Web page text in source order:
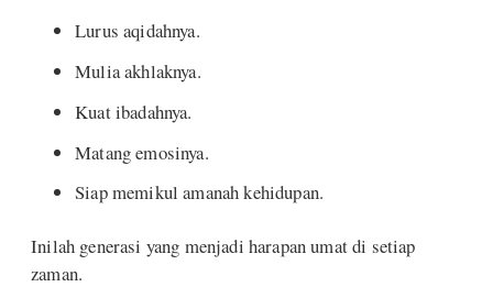
Lurus aqidahnya.
Mulia akhlaknya.
Kuat ibadahnya.
Matang emosinya.
Siap memikul amanah kehidupan.
Inilah generasi yang menjadi harapan umat di setiap
zaman.